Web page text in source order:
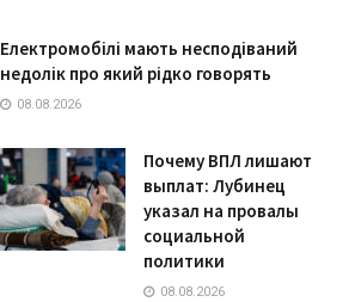
Електромобілі мають несподіваний
недолік про який рідко говорять
08.08.2026
Почему ВПЛ лишают
выплат: Лубинец
указал на провалы
социальной
политики
08.08.2026